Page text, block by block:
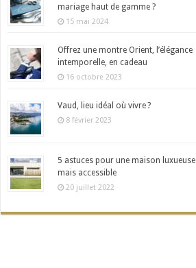
mariage haut de gamme ?
15 mai 2024
Offrez une montre Orient, l’élégance
intemporelle, en cadeau
16 octobre 2023
Vaud, lieu idéal où vivre ?
8 février 2023
5 astuces pour une maison luxueuse
mais accessible
20 juillet 2022